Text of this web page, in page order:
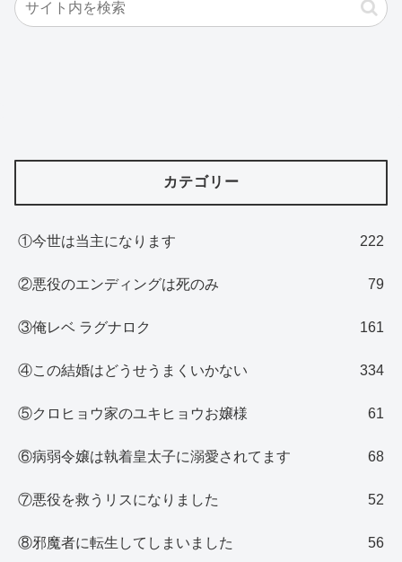
カテゴリー
①今世は当主になります 222
②悪役のエンディングは死のみ 79
③俺レベ ラグナロク 161
④この結婚はどうせうまくいかない 334
⑤クロヒョウ家のユキヒョウお嬢様 61
⑥病弱令嬢は執着皇太子に溺愛されてます 68
⑦悪役を救うリスになりました 52
⑧邪魔者に転生してしまいました 56